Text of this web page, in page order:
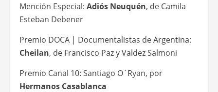
Mención Especial: Adiós Neuquén, de Camila
Esteban Debener
Premio DOCA | Documentalistas de Argentina:
Cheilan, de Francisco Paz y Valdez Salmoni
Premio Canal 10: Santiago O´Ryan, por
Hermanos Casablanca